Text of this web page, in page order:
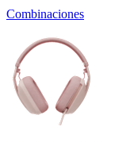
Combinaciones